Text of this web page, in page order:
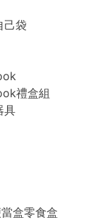
己袋
禮盒組
具
盒零食盒